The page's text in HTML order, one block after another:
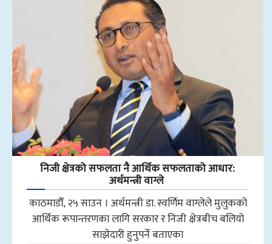
निजी क्षेत्रको सफलता नै आर्थिक सफलताको आधार:
अर्थमन्त्री वाग्ले
काठमाडौँ, २५ साउन । अर्थमन्त्री डा. स्वर्णिम वाग्लेले मुलुकको
आर्थिक रूपान्तरणका लागि सरकार र निजी क्षेत्रबीच बलियो
साझेदारी हुनुपर्ने बताएका